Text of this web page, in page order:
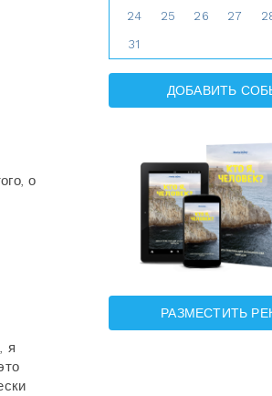
о
я
24 25 26 27
31
ДОБАВИТЬ
РАЗМЕСТИТЬ